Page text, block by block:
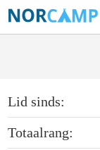
Lid sinds:
Totaalrang: